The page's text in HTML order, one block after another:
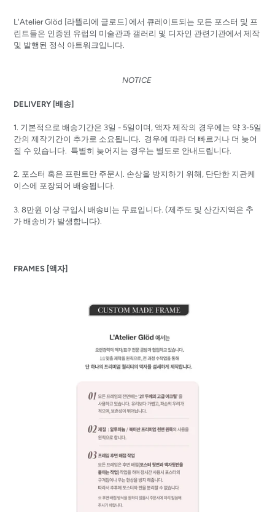
L'Atelier Glöd [라뜰리에 글로드] 에서 큐레이트되는 모든 포스터 및 프
린트들은 인증된 유럽의 미술관과 갤러리 및 디자인 관련기관에서 제작
및 발행된 정식 아트워크입니다.
NOTICE
DELIVERY [배송]
1. 기본적으로 배송기간은 3일 - 5일이며, 액자 제작의 경우에는 약 3-5일
간의 제작기간이 추가로 소요됩니다. 경우에 따라 더 빠르거나 더 늦어
질 수 있습니다. 특별히 늦어지는 경우는 별도로 안내드립니다.
2. 포스터 혹은 프린트만 주문시. 손상을 방지하기 위해 , 단단한 지관케
이스에 포장되어 배송됩니다.
3. 8만원 이상 구입시 배송비는 무료입니다. (제주도 및 산간지역은 추
가 배송비가 발생합니다).
FRAMES [액자]